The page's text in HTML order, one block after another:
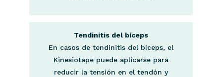
Tendinitis del bíceps
En casos de tendinitis del bíceps, el
Kinesiotape puede aplicarse para
reducir la tensión en el tendón y